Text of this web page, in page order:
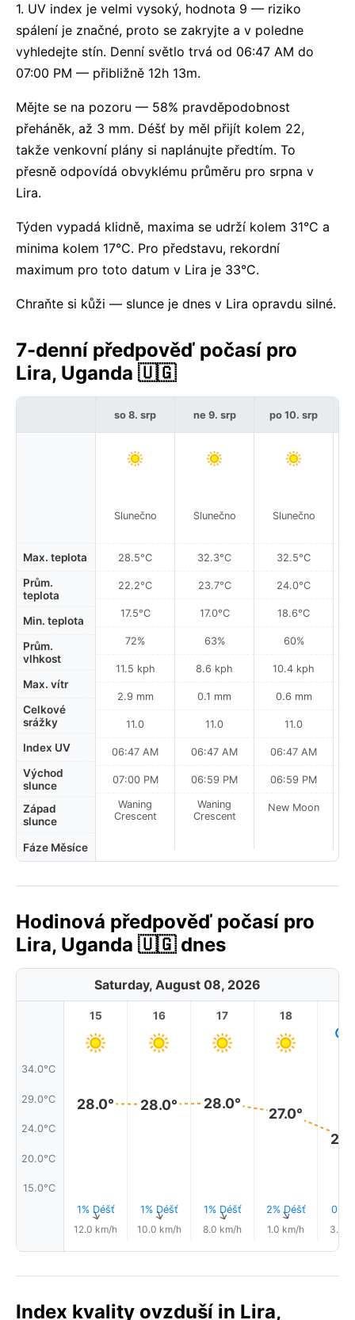
1. UV index je velmi vysoký, hodnota 9 — riziko
spálení je značné, proto se zakryjte a v poledne
vyhledejte stín. Denní světlo trvá od 06:47 AM do
07:00 PM — přibližně 12h 13m.
Mějte se na pozoru — 58% pravděpodobnost
přeháněk, až 3 mm. Déšť by měl přijít kolem 22,
takže venkovní plány si naplánujte předtím. To
přesně odpovídá obvyklému průměru pro srpna v
Lira.
Týden vypadá klidně, maxima se udrží kolem 31°C a
minima kolem 17°C. Pro představu, rekordní
maximum pro toto datum v Lira je 33°C.
Chraňte si kůži — slunce je dnes v Lira opravdu silné.
7-denní předpověď počasí pro
Lira, Uganda 🇺🇬
Max. teplota
Prům.
teplota
Min. teplota
Prům.
vlhkost
Max. vítr
Celkové
srážky
Index UV
Východ
slunce
Západ
slunce
Fáze Měsíce
so 8. srp
Slunečno
28.5°C
22.2°C
17.5°C
72%
11.5 kph
2.9 mm
11.0
06:47 AM
07:00 PM
Waning
Crescent
ne 9. srp
Slunečno
32.3°C
23.7°C
17.0°C
63%
8.6 kph
0.1 mm
11.0
06:47 AM
06:59 PM
Waning
Crescent
po 10. srp
Slunečno
32.5°C
24.0°C
18.6°C
60%
10.4 kph
0.6 mm
11.0
06:47 AM
06:59 PM
New Moon
Hodinová předpověď počasí pro
Lira, Uganda 🇺🇬 dnes
Saturday, August 08, 2026
34.0°C
29.0°C
24.0°C
20.0°C
15.0°C
15
28.0°
1% Déšť
↑
12.0 km/h
16
28.0°
1% Déšť
↑
10.0 km/h
17
28.0°
1% Déšť
↑
8.0 km/h
18
27.0°
2% Déšť
↑
1.0 km/h
0.0
3.0
Index kvality ovzduší in Lira,